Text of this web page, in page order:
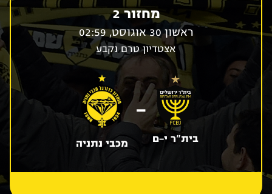
מחזור 2
ראשון 30 אוגוסט, 02:59
אצטדיון טרם נקבע
בית"ר י-ם
-
מכבי נתניה